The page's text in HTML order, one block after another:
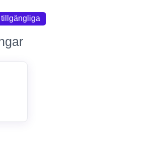
och felsökningssteg.